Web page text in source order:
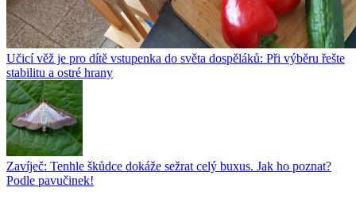
Učicí věž je pro dítě vstupenka do světa dospěláků: Při výběru řešte
stabilitu a ostré hrany
Zavíječ: Tenhle škůdce dokáže sežrat celý buxus. Jak ho poznat?
Podle pavučinek!